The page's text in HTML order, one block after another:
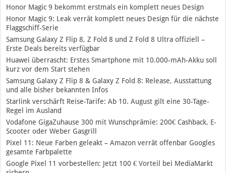
Honor Magic 9 bekommt erstmals ein komplett neues Design
Honor Magic 9: Leak verrät komplett neues Design für die nächste
Flaggschiff-Serie
Samsung Galaxy Z Flip 8, Z Fold 8 und Z Fold 8 Ultra offiziell –
Erste Deals bereits verfügbar
Huawei überrascht: Erstes Smartphone mit 10.000-mAh-Akku soll
kurz vor dem Start stehen
Samsung Galaxy Z Flip 8 & Galaxy Z Fold 8: Release, Ausstattung
und alle bisher bekannten Infos
Starlink verschärft Reise-Tarife: Ab 10. August gilt eine 30-Tage-
Regel im Ausland
Vodafone GigaZuhause 300 mit Wunschprämie: 200€ Cashback, E-
Scooter oder Weber Gasgrill
Pixel 11: Neue Farben geleakt – Amazon verrät offenbar Googles
gesamte Farbpalette
Google Pixel 11 vorbestellen: Jetzt 100 € Vorteil bei MediaMarkt